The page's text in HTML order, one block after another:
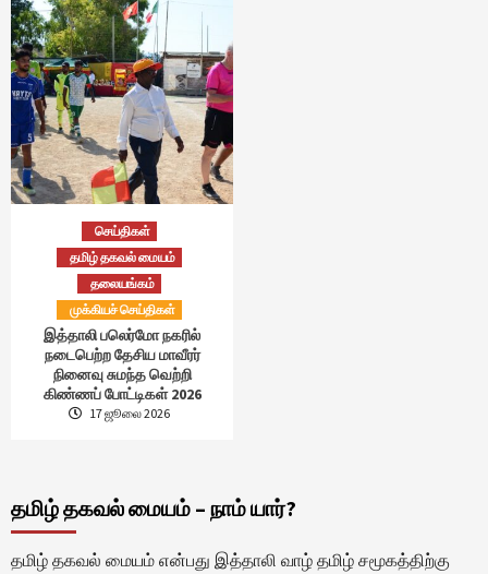
செய்திகள்
தமிழ் தகவல் மையம்
தலையங்கம்
முக்கியச் செய்திகள்
இத்தாலி பலெர்மோ நகரில்
நடைபெற்ற தேசிய மாவீரர்
நினைவு சுமந்த வெற்றி
கிண்ணப் போட்டிகள் 2026
17 ஜூலை 2026
தமிழ் தகவல் மையம் – நாம் யார்?
தமிழ் தகவல் மையம் என்பது இத்தாலி வாழ் தமிழ் சமூகத்திற்கு